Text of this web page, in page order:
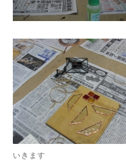
いきます